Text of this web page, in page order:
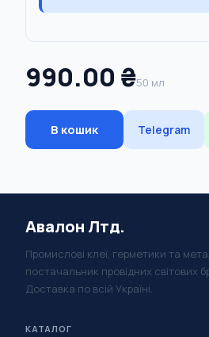
990.00 ₴50 мл
В кошик Telegram
Авалон Лтд.
Промислові клеї, герметики та
постачальник провідних світових
Доставка по всій Україні.
КАТАЛОГ